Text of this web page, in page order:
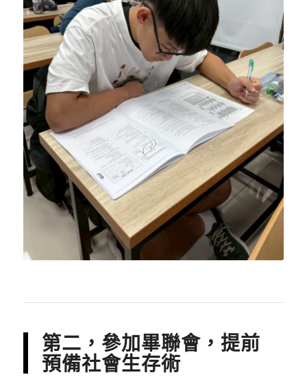
第二，參加畢聯會，提前
預備社會生存術